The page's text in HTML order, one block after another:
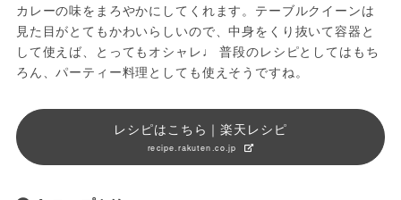
カレーの味をまろやかにしてくれます。テーブルクイーンは
見た目がとてもかわいらしいので、中身をくり抜いて容器と
して使えば、とってもオシャレ♩ 普段のレシピとしてはもち
ろん、パーティー料理としても使えそうですね。
レシピはこちら｜楽天レシピ
recipe.rakuten.co.jp